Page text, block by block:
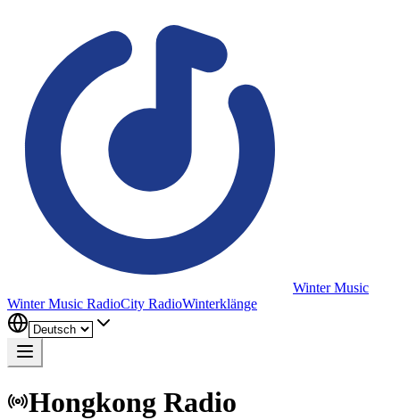
Winter Music
Winter Music RadioCity RadioWinterklänge
Hongkong Radio